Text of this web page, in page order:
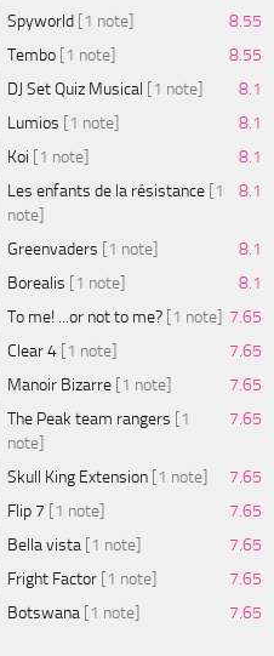
Spyworld [1 note]
8.55
Tembo [1 note]
8.55
DJ Set Quiz Musical [1 note]
8.1
Lumios [1 note]
8.1
Koi [1 note]
8.1
Les enfants de la résistance [1
note]
8.1
Greenvaders [1 note]
8.1
Borealis [1 note]
8.1
To me! ...or not to me? [1 note]
7.65
Clear 4 [1 note]
7.65
Manoir Bizarre [1 note]
7.65
The Peak team rangers [1
note]
7.65
Skull King Extension [1 note]
7.65
Flip 7 [1 note]
7.65
Bella vista [1 note]
7.65
Fright Factor [1 note]
7.65
Botswana [1 note] 7.65